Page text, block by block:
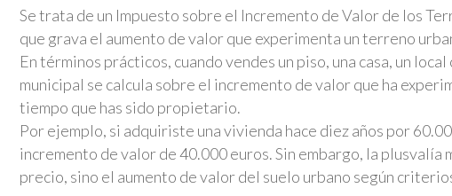
Se trata de un Impuesto sobre el Incremento de Valor de los
que grava el aumento de valor que experimenta un terreno
En términos prácticos, cuando vendes un piso, una casa, un
municipal se calcula sobre el incremento de valor que ha
tiempo que has sido propietario.
Por ejemplo, si adquiriste una vivienda hace diez años por
incremento de valor de 40.000 euros. Sin embargo, la
precio, sino el aumento de valor del suelo urbano según